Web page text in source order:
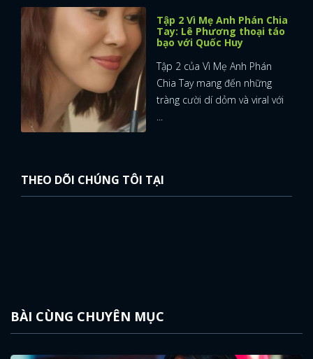
Tập 2 Vì Mẹ Anh Phán Chia
Tay: Lê Phương thoại táo
bạo với Quốc Huy
Tập 2 của Vì Mẹ Anh Phán
Chia Tay mang đến những
tràng cười dí dỏm và viral với
THEO DÕI CHÚNG TÔI TẠI
BÀI CÙNG CHUYÊN MỤC